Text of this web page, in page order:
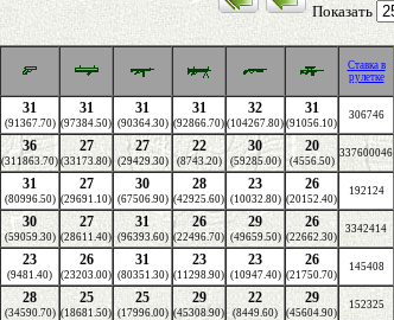
Показать
Cтавка в
рулетке
31
(91367.70)
31
(97384.50)
31
(90364.30)
31
(92866.70)
32
(104267.80)
31
(91056.10)
306746
36
(311863.70)
27
(33173.80)
27
(29429.30)
22
(8743.20)
30
(59285.00)
20
(4556.50)
337600046
31
(80996.50)
27
(29691.10)
30
(67506.90)
28
(42925.60)
23
(10032.80)
26
(20152.40)
192124
30
(59059.30)
27
(28611.40)
31
(96393.60)
26
(22496.70)
29
(49659.50)
26
(22662.30)
3342414
23
(9481.40)
26
(23203.00)
31
(80351.30)
23
(11298.90)
23
(10947.40)
26
(21750.70)
145408
28
(34590.70)
25
(18681.50)
25
(17996.00)
29
(45308.90)
22
(8449.60)
29
(45604.90)
152325